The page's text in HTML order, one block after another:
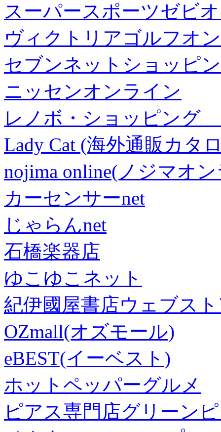
スーパースポーツゼビ
ヴィクトリアゴルフオ
セブンネットショッピ
ニッセンオンライン
レノボ・ショッピング
Lady Cat (海外通販カタ
nojima online(ノジマオ
カーセンサーnet
じゃらんnet
石橋楽器店
ゆこゆこネット
紀伊國屋書店ウェブス
OZmall(オズモール)
eBEST(イーベスト)
ホットペッパーグルメ
ピアス専門店グリーン